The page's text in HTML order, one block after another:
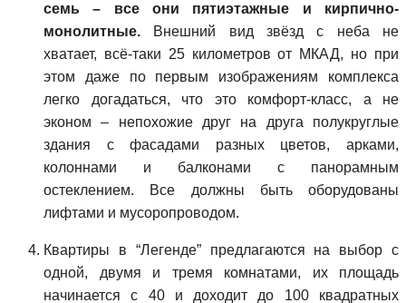
семь – все они пятиэтажные и кирпично-
монолитные. Внешний вид звёзд с неба не
хватает, всё-таки 25 километров от МКАД, но при
этом даже по первым изображениям комплекса
легко догадаться, что это комфорт-класс, а не
эконом – непохожие друг на друга полукруглые
здания с фасадами разных цветов, арками,
колоннами и балконами с панорамным
остеклением. Все должны быть оборудованы
лифтами и мусоропроводом.
Квартиры в “Легенде” предлагаются на выбор с
одной, двумя и тремя комнатами, их площадь
начинается с 40 и доходит до 100 квадратных